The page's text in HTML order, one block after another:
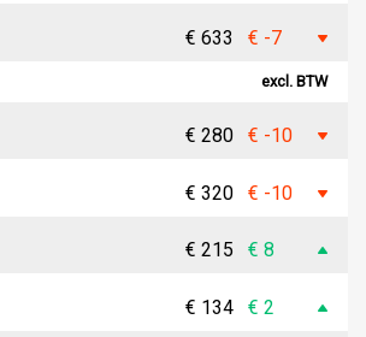
€ 633 € -7
excl. BTW
€ 280 € -10
€ 320 € -10
€ 215 € 8
€ 134 € 2